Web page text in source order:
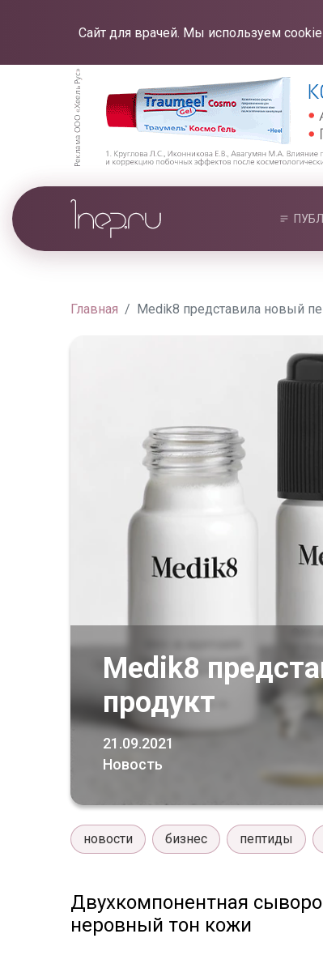
Сайт для врачей. Мы используем
Главная Medik8 представила новый
Medik8
продукт
21.09.2021
Новость
новости бизнес пептиды
Двухкомпонентная
неровный тон кожи